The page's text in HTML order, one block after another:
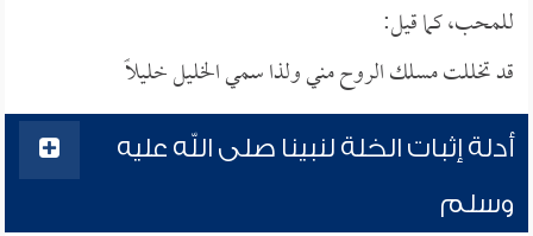
للمحب، كما قيل:
قد تخللت مسلك الروح مني ولذا سمي الخليل خليلاً
أدلة إثبات الخلة لنبينا صلى الله عليه
وسلم